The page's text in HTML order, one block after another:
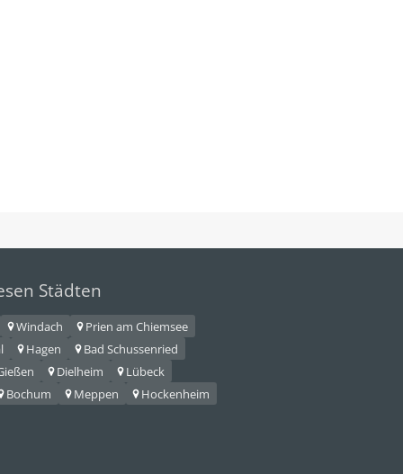
Städten
Windach
Prien am Chiemsee
Hagen
Bad Schussenried
Dielheim
Lübeck
Bochum Meppen
Hockenheim